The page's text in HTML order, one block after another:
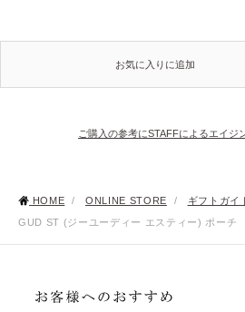
お気に入りに追加
ご購入の参考にSTAFFによるエイジ
HOME / ONLINE STORE / ギフトガイ
GUD ST (ジーユーディー エスティー) ポーチ